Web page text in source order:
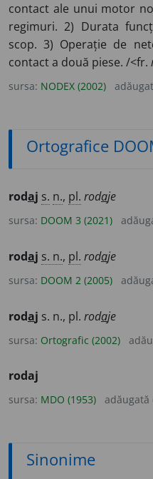
contact ale unui motor
regimuri. 2) Durata
scop. 3) Operație de
contact a două piese. /<fr.
sursa: NODEX (2002)
Ortografice
rodaj s. n., pl. rodaje
sursa: DOOM 3 (2021)
rodaj s. n., pl. rodaje
sursa: DOOM 2 (2005)
rodaj s. n., pl. rodaje
sursa: Ortografic (2002)
rodaj
sursa: MDO (1953) adăugată
Sinonime